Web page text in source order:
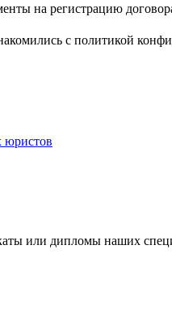
на регистрацию
с политикой
или дипломы наших